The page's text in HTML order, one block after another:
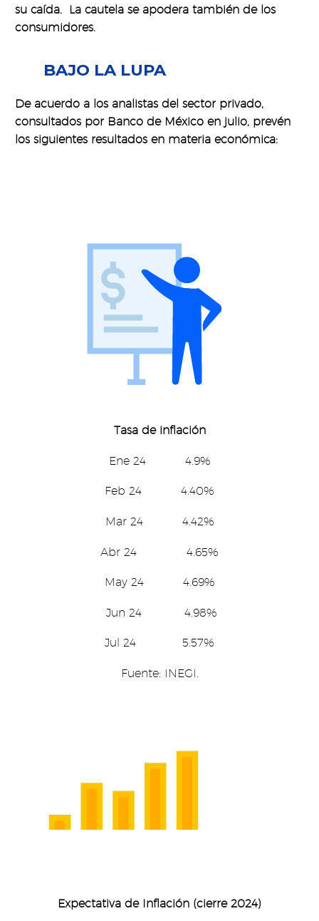
su caída. La cautela se apodera también de los
consumidores.
BAJO LA LUPA
De acuerdo a los analistas del sector privado,
consultados por Banco de México en julio, prevén
los siguientes resultados en materia económica:
Tasa de inflación
Ene 24 4.9%
Feb 24 4.40%
Mar 24 4.42%
Abr 24 4.65%
May 24 4.69%
Jun 24 4.98%
Jul 24 5.57%
Fuente: INEGI.
Expectativa de Inflación (cierre 2024)